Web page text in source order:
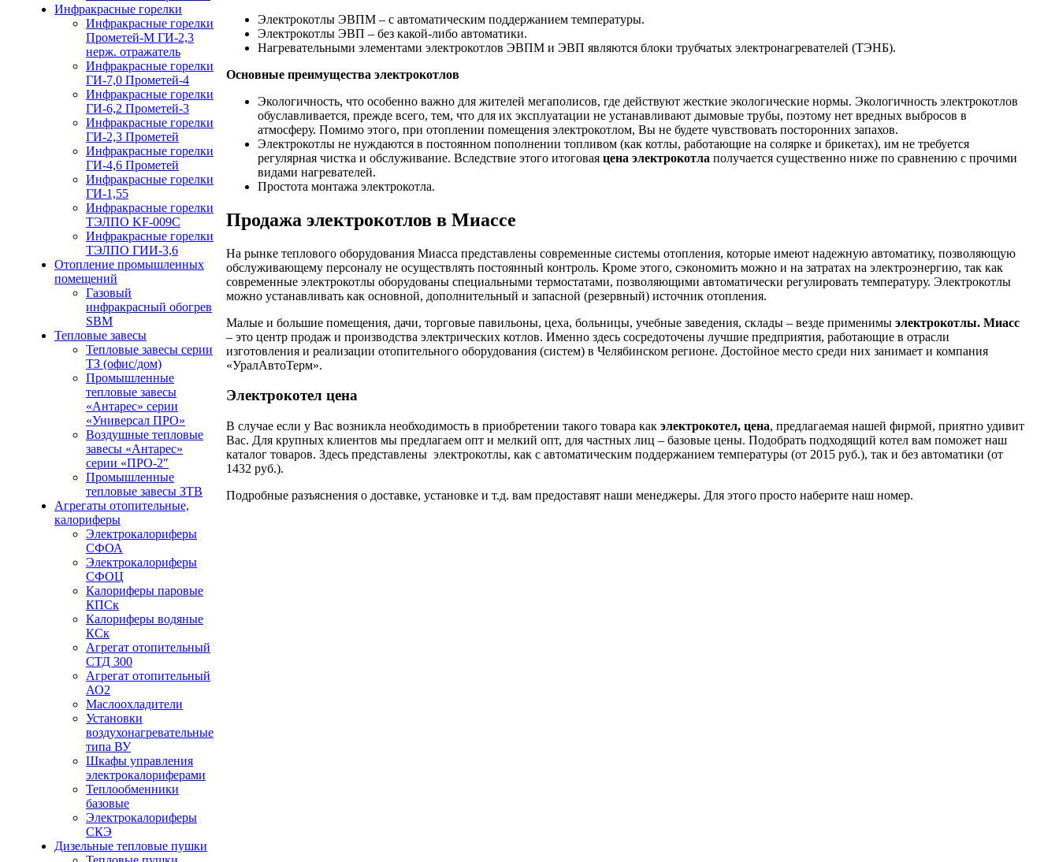
Инфракрасные горелки
Инфракрасные горелки
Прометей-М ГИ-2,3
нерж. отражатель
Инфракрасные горелки
ГИ-7,0 Прометей-4
Инфракрасные горелки
ГИ-6,2 Прометей-3
Инфракрасные горелки
ГИ-2,3 Прометей
Инфракрасные горелки
ГИ-4,6 Прометей
Инфракрасные горелки
ГИ-1,55
Инфракрасные горелки
ТЭЛПО KF-009C
Инфракрасные горелки
ТЭЛПО ГИИ-3,6
Отопление промышленных
помещений
Газовый
инфракрасный обогрев
SBM
Тепловые завесы
Тепловые завесы серии
ТЗ (офис/дом)
Промышленные
тепловые завесы
«Антарес» серии
«Универсал ПРО»
Воздушные тепловые
завесы «Антарес»
серии «ПРО-2″
Промышленные
тепловые завесы ЗТВ
Агрегаты отопительные,
калориферы
Электрокалориферы
СФОА
Электрокалориферы
СФОЦ
Калориферы паровые
КПСк
Калориферы водяные
КСк
Агрегат отопительный
СТД 300
Агрегат отопительный
АО2
Маслоохладители
Установки
воздухонагревательные
типа ВУ
Шкафы управления
электрокалориферами
Теплообменники
базовые
Электрокалориферы
СКЭ
Дизельные тепловые пушки
Электрокотлы ЭВПМ – с автоматическим поддержанием температуры.
Электрокотлы ЭВП – без какой-либо автоматики.
Нагревательными элементами электрокотлов ЭВПМ и ЭВП являются блоки трубчатых электронагревателей (ТЭНБ).
Основные преимущества электрокотлов
Экологичность, что особенно важно для жителей мегаполисов, где действуют жесткие экологические нормы. Экологичность электрокотлов
обуславливается, прежде всего, тем, что для их эксплуатации не устанавливают дымовые трубы, поэтому нет вредных выбросов в
атмосферу. Помимо этого, при отоплении помещения электрокотлом, Вы не будете чувствовать посторонних запахов.
Электрокотлы не нуждаются в постоянном пополнении топливом (как котлы, работающие на солярке и брикетах), им не требуется
регулярная чистка и обслуживание. Вследствие этого итоговая цена электрокотла получается существенно ниже по сравнению с прочими
видами нагревателей.
Простота монтажа электрокотла.
Продажа электрокотлов в Миассе
На рынке теплового оборудования Миасса представлены современные системы отопления, которые имеют надежную автоматику, позволяющую
обслуживающему персоналу не осуществлять постоянный контроль. Кроме этого, сэкономить можно и на затратах на электроэнергию, так как
современные электрокотлы оборудованы специальными термостатами, позволяющими автоматически регулировать температуру. Электрокотлы
можно устанавливать как основной, дополнительный и запасной (резервный) источник отопления.
Малые и большие помещения, дачи, торговые павильоны, цеха, больницы, учебные заведения, склады – везде применимы электрокотлы. Миасс
– это центр продаж и производства электрических котлов. Именно здесь сосредоточены лучшие предприятия, работающие в отрасли
изготовления и реализации отопительного оборудования (систем) в Челябинском регионе. Достойное место среди них занимает и компания
«УралАвтоТерм».
Электрокотел цена
В случае если у Вас возникла необходимость в приобретении такого товара как электрокотел, цена, предлагаемая нашей фирмой, приятно удивит
Вас. Для крупных клиентов мы предлагаем опт и мелкий опт, для частных лиц – базовые цены. Подобрать подходящий котел вам поможет наш
каталог товаров. Здесь представлены электрокотлы, как с автоматическим поддержанием температуры (от 2015 руб.), так и без автоматики (от
1432 руб.).
Подробные разъяснения о доставке, установке и т.д. вам предоставят наши менеджеры. Для этого просто наберите наш номер.